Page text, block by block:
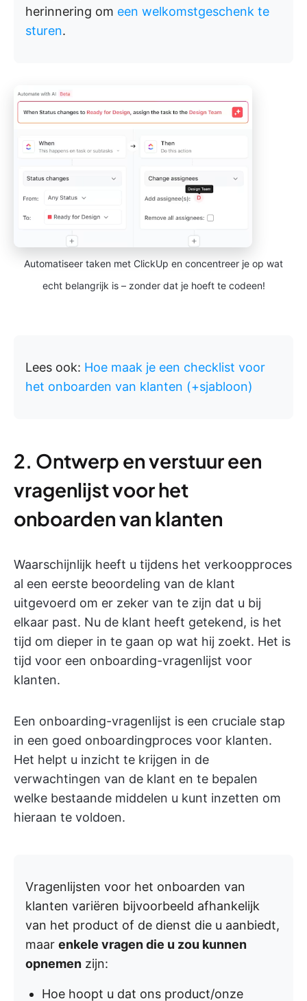
herinnering om een welkomstgeschenk te
sturen.
Automatiseer taken met ClickUp en concentreer je op wat
echt belangrijk is – zonder dat je hoeft te codeen!
Lees ook: Hoe maak je een checklist voor
het onboarden van klanten (+sjabloon)
2. Ontwerp en verstuur een
vragenlijst voor het
onboarden van klanten
Waarschijnlijk heeft u tijdens het verkoopproces
al een eerste beoordeling van de klant
uitgevoerd om er zeker van te zijn dat u bij
elkaar past. Nu de klant heeft getekend, is het
tijd om dieper in te gaan op wat hij zoekt. Het is
tijd voor een onboarding-vragenlijst voor
klanten.
Een onboarding-vragenlijst is een cruciale stap
in een goed onboardingproces voor klanten.
Het helpt u inzicht te krijgen in de
verwachtingen van de klant en te bepalen
welke bestaande middelen u kunt inzetten om
hieraan te voldoen.
Vragenlijsten voor het onboarden van
klanten variëren bijvoorbeeld afhankelijk
van het product of de dienst die u aanbiedt,
maar enkele vragen die u zou kunnen
opnemen zijn:
Hoe hoopt u dat ons product/onze